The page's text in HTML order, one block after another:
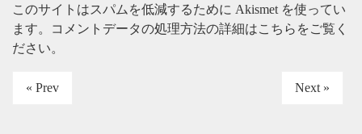
このサイトはスパムを低減するために Akismet を使ってい
ます。
コメントデータの処理方法の詳細はこちらをご覧く
ださい。
« Prev Next »